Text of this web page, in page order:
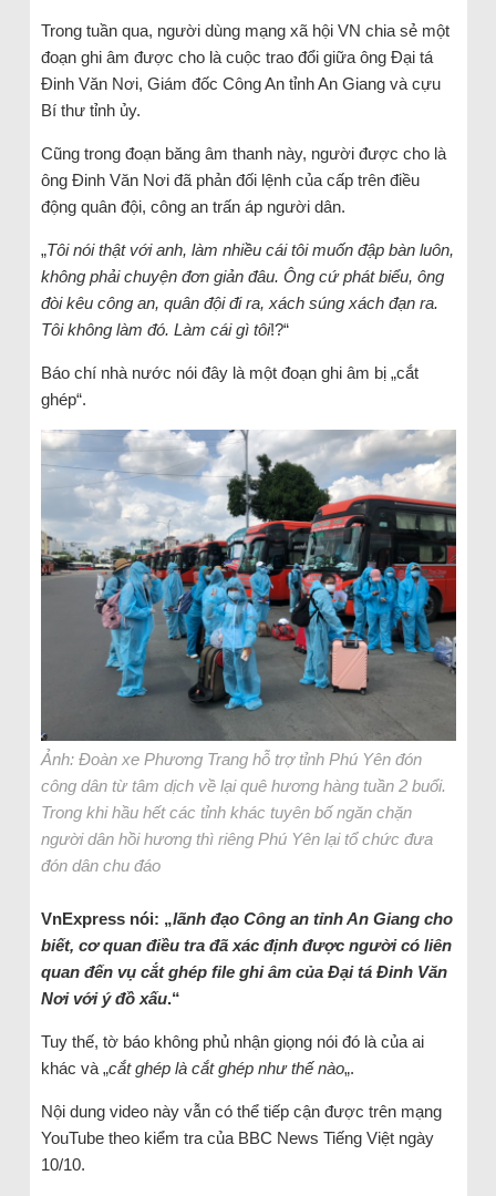
Trong tuần qua, người dùng mạng xã hội VN chia sẻ một
đoạn ghi âm được cho là cuộc trao đổi giữa ông Đại tá
Đinh Văn Nơi, Giám đốc Công An tỉnh An Giang và cựu
Bí thư tỉnh ủy.
Cũng trong đoạn băng âm thanh này, người được cho là
ông Đinh Văn Nơi đã phản đối lệnh của cấp trên điều
động quân đội, công an trấn áp người dân.
„Tôi nói thật với anh, làm nhiều cái tôi muốn đập bàn luôn,
không phải chuyện đơn giản đâu. Ông cứ phát biểu, ông
đòi kêu công an, quân đội đi ra, xách súng xách đạn ra.
Tôi không làm đó. Làm cái gì tôi!?“
Báo chí nhà nước nói đây là một đoạn ghi âm bị „cắt
ghép“.
Ảnh: Đoàn xe Phương Trang hỗ trợ tỉnh Phú Yên đón
công dân từ tâm dịch về lại quê hương hàng tuần 2 buổi.
Trong khi hầu hết các tỉnh khác tuyên bố ngăn chặn
người dân hồi hương thì riêng Phú Yên lại tổ chức đưa
đón dân chu đáo
VnExpress nói: „lãnh đạo Công an tỉnh An Giang cho
biết, cơ quan điều tra đã xác định được người có liên
quan đến vụ cắt ghép file ghi âm của Đại tá Đinh Văn
Nơi với ý đồ xấu.“
Tuy thế, tờ báo không phủ nhận giọng nói đó là của ai
khác và „cắt ghép là cắt ghép như thế nào„.
Nội dung video này vẫn có thể tiếp cận được trên mạng
YouTube theo kiểm tra của BBC News Tiếng Việt ngày
10/10.